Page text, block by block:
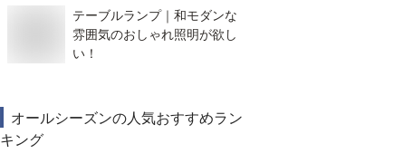
テーブルランプ｜和モダンな
雰囲気のおしゃれ照明が欲し
い！
オールシーズンの人気おすすめラン
キング